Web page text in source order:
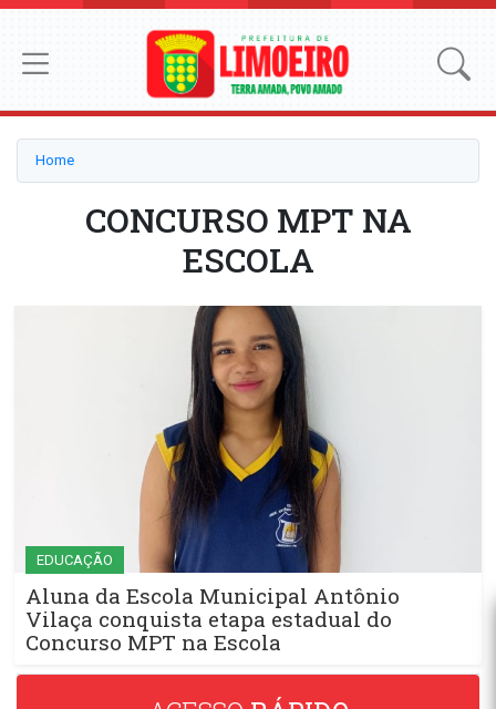
Home
CONCURSO MPT NA
ESCOLA
EDUCAÇÃO
Aluna da Escola Municipal Antônio
Vilaça conquista etapa estadual do
Concurso MPT na Escola